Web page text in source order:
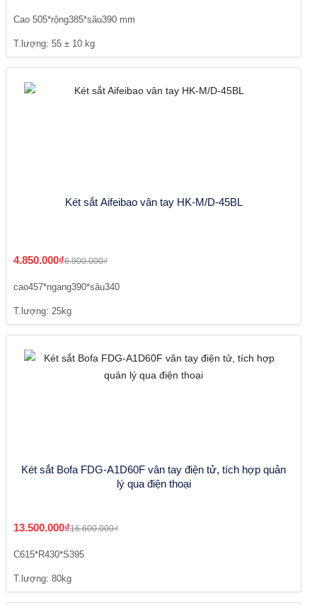
Cao 505*rộng385*sâu390 mm
T.lượng: 55 ± 10 kg
Két sắt Aifeibao vân tay HK-M/D-45BL
4.850.000₫6.900.000₫
cao457*ngang390*sâu340
T.lượng: 25kg
Két sắt Bofa FDG-A1D60F vân tay điện tử, tích hợp quản
lý qua điện thoại
13.500.000₫16.600.000₫
C615*R430*S395
T.lượng: 80kg